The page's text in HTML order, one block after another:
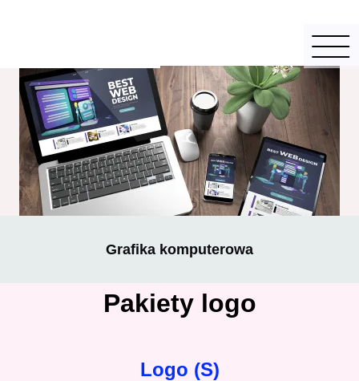
Grafika komputerowa
Pakiety logo
Logo (S)